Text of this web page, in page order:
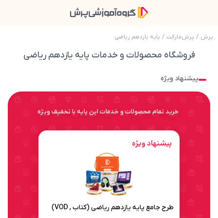
پرش / پرش‌مارکت / پایه یازدهم ریاضی
فروشگاه محصولات و خدمات پایه یازدهم ریاضی
پیشنهاد ویژه
خرید تمام محصولات و خدمات این پایه با تخفیف ویژه
پیشنهاد ویژه
طرح جامع پایه یازدهم ریاضی (کتاب , VOD)
طرح جامع پایه یازدهم ریاضی (کتاب , VOD)